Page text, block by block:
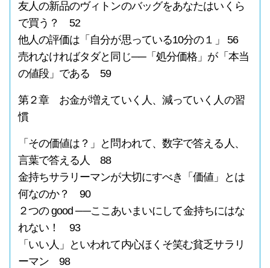
友人の新品のヴィトンのバッグをあなたはいくら
で買う？ 52
他人の評価は「自分が思っている10分の１」 56
売れなければタダと同じ──「処分価格」が「本当
の値段」である 59
第２章 お金が増えていく人、減っていく人の習
慣
「その価値は？」と問われて、数字で答える人、
言葉で答える人 88
金持ちサラリーマンが大切にすべき「価値」とは
何なのか？ 90
２つの good ──ここあいまいにして金持ちにはな
れない！ 93
「いい人」といわれて内心ほくそ笑む貧乏サラリ
ーマン 98